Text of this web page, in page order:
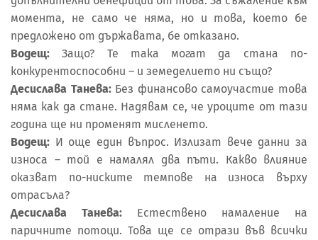
момента, не само че няма, но и това, което бе
предложено от държавата, бе отказано.
Водещ: Защо? Те така могат да стана по-
конкурентоспособни – и земеделието ни също?
Десислава Танева:Без финансово самоучастие това
няма как да стане. Надявам се, че уроците от тази
година ще ни променят мисленето.
Водещ: И още един въпрос. Излизат вече данни за
износа – той е намалял два пъти. Какво влияние
оказват по-ниските темпове на износа върху
отрасъла?
Десислава Танева: Естествено намаление на
паричните потоци. Това ще се отрази във всички